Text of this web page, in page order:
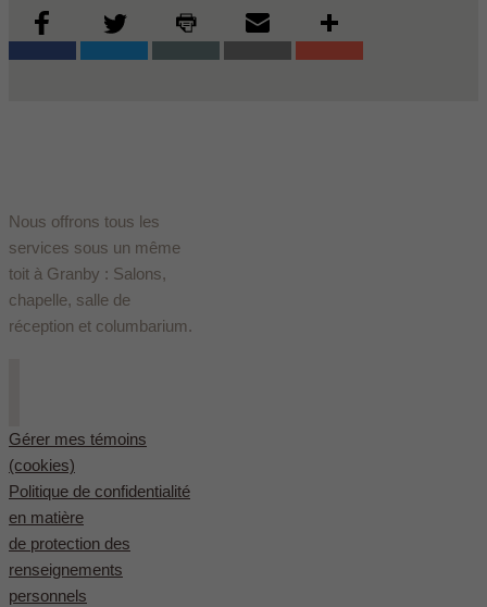
Nous offrons tous les
services sous un même
toit à Granby : Salons,
chapelle, salle de
réception et columbarium.
Gérer mes témoins
(cookies)
Politique de confidentialité
en matière
de protection des
renseignements
personnels